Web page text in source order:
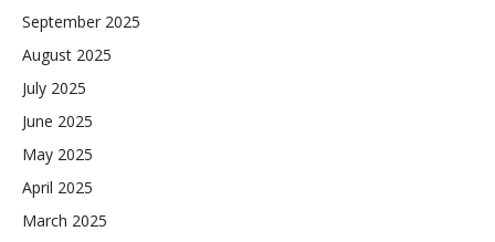
September 2025
August 2025
July 2025
June 2025
May 2025
April 2025
March 2025